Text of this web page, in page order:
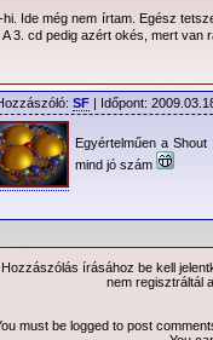
hi. Ide még nem írtam. Egész
A 3. cd pedig azért okés, mert van
SF | Időpont:
Egyértelműen a
mind jó szám
Hozzászólás írásához be kell
nem regisztráltál
must be logged to post